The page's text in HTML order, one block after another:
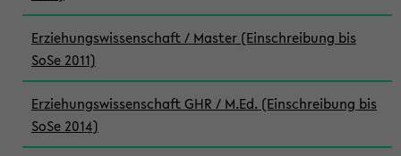
Erziehungswissenschaft / Master (Einschreibung bis
SoSe 2011)
Erziehungswissenschaft GHR / M.Ed. (Einschreibung bis
SoSe 2014)